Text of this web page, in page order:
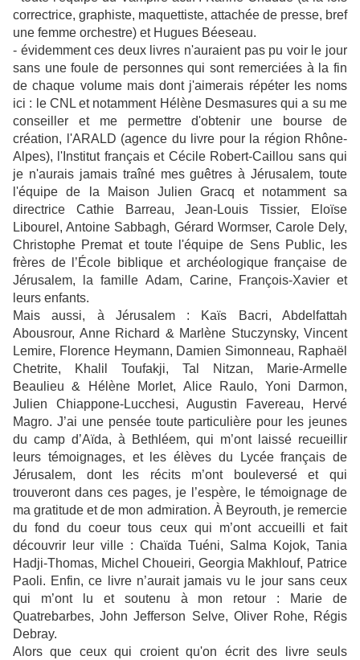
correctrice, graphiste, maquettiste, attachée de presse, bref
une femme orchestre) et Hugues Béeseau.
- évidemment ces deux livres n'auraient pas pu voir le jour
sans une foule de personnes qui sont remerciées à la fin
de chaque volume mais dont j'aimerais répéter les noms
ici : le CNL et notamment Hélène Desmasures qui a su me
conseiller et me permettre d'obtenir une bourse de
création, l'ARALD (agence du livre pour la région Rhône-
Alpes), l'Institut français et Cécile Robert-Caillou sans qui
je n'aurais jamais traîné mes guêtres à Jérusalem, toute
l'équipe de la Maison Julien Gracq et notamment sa
directrice Cathie Barreau, Jean-Louis Tissier, Eloïse
Libourel, Antoine Sabbagh, Gérard Wormser, Carole Dely,
Christophe Premat et toute l'équipe de Sens Public,
les
frères de l’École biblique et archéologique française de
Jérusalem, la famille Adam, Carine, François-Xavier et
leurs enfants.
Mais aussi, à Jérusalem : Kaïs Bacri, Abdelfattah
Abousrour, Anne Richard & Marlène Stuczynsky, Vincent
Lemire, Florence Heymann, Damien Simonneau, Raphaël
Chetrite, Khalil Toufakji, Tal Nitzan, Marie-Armelle
Beaulieu & Hélène Morlet, Alice Raulo, Yoni Darmon,
Julien Chiappone-Lucchesi, Augustin Favereau, Hervé
Magro. J’ai une pensée toute particulière pour les jeunes
du camp d’Aïda, à Bethléem, qui m’ont laissé recueillir
leurs témoignages, et les élèves du Lycée français de
Jérusalem, dont les récits m’ont bouleversé et qui
trouveront dans ces pages, je l’espère, le témoignage de
ma gratitude et de mon admiration. À Beyrouth, je remercie
du fond du coeur tous ceux qui m’ont accueilli et fait
découvrir leur ville : Chaïda Tuéni, Salma Kojok, Tania
Hadji-Thomas, Michel Choueiri, Georgia Makhlouf, Patrice
Paoli. Enfin, ce livre n’aurait jamais vu le jour sans ceux
qui m’ont lu et soutenu à mon retour : Marie de
Quatrebarbes, John Jefferson Selve, Oliver Rohe, Régis
Debray.
Alors que ceux qui croient qu'on écrit des livre seuls